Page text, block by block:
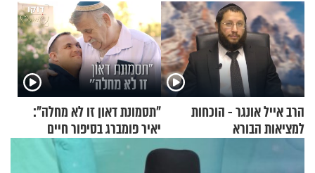
הרב אייל אונגר - הוכחות
למציאות הבורא
"תסמונת דאון זו לא מחלה":
יאיר פומברג בסיפור חיים
מעורר השראה